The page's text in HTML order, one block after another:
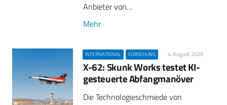
Anbieter von…
Mehr
INTERNATIONAL FORSCHUNG 4. August 2026
X-62: Skunk Works testet KI-
gesteuerte Abfangmanöver
Die Technologieschmiede von